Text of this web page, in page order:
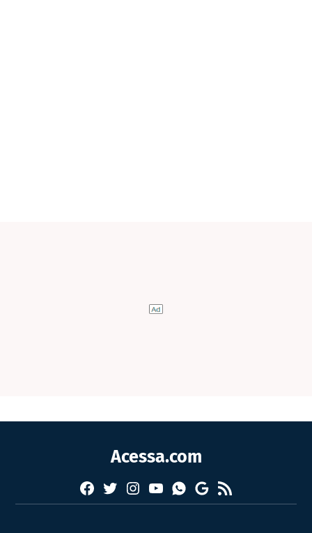
Acessa.com
Facebook
TwitterInstagram
YouTubeWhatsapp
Google
News
RSS